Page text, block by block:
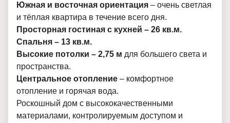
Южная и восточная ориентация – очень светлая
и тёплая квартира в течение всего дня.
Просторная гостиная с кухней – 26 кв.м.
Спальня – 13 кв.м.
Высокие потолки – 2,75 м для большего света и
пространства.
Центральное отопление – комфортное
отопление и горячая вода.
Роскошный дом с высококачественными
материалами, контролируемым доступом и